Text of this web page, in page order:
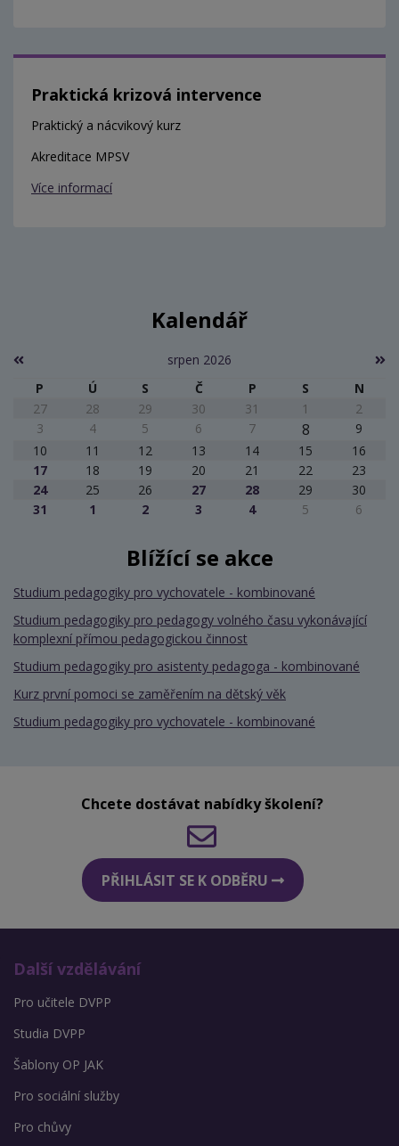
Praktická krizová intervence
Praktický a nácvikový kurz
Akreditace MPSV
Více informací
Kalendář
srpen 2026
P
Ú S Č P S
N
27
28 29 30 31 1
2
3
4 5 6 7 8
9
10
11 12 13 14 15
16
17
18 19 20 21 22
23
24
25 26 27 28 29
30
31
1 2 3 4 5 6
Blížící se akce
Studium pedagogiky pro vychovatele - kombinované
Studium pedagogiky pro pedagogy volného času vykonávající
komplexní přímou pedagogickou činnost
Studium pedagogiky pro asistenty pedagoga - kombinované
Kurz první pomoci se zaměřením na dětský věk
Studium pedagogiky pro vychovatele - kombinované
Chcete dostávat nabídky školení?
PŘIHLÁSIT SE K ODBĚRU
Další vzdělávání
Pro učitele DVPP
Studia DVPP
Šablony OP JAK
Pro sociální služby
Pro chůvy